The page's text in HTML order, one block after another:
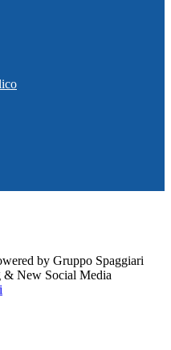
by Gruppo Spaggiari
& New Social Media